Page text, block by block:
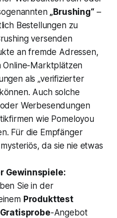
„Brushing“–
Bestellungen zu
versenden
an fremde Adressen,
Online-Marktplätzen
als „verifizierter
Auch solche
Werbesendungen
wie Pomeloyou
Für die Empfänger
da sie nie etwas
Gewinnspiele:
Sie in der
Produkttest
Gratisprobe-Angebot